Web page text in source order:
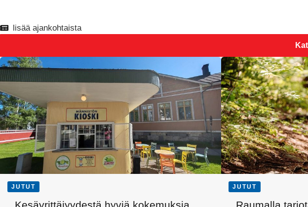
lisää ajankohtaista
JUTUT JUTUT